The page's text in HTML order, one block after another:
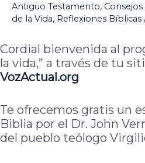
Antiguo Testamento,
de la Vida, Reflexiones Bíblicas
Cordial bienvenida al
la vida,” a través de tu
VozActual.org
Te ofrecemos gratis un
Biblia por el Dr. John
del pueblo teólogo